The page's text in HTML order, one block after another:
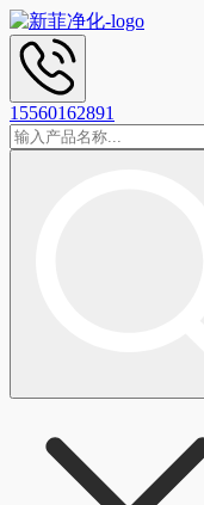
15560162891